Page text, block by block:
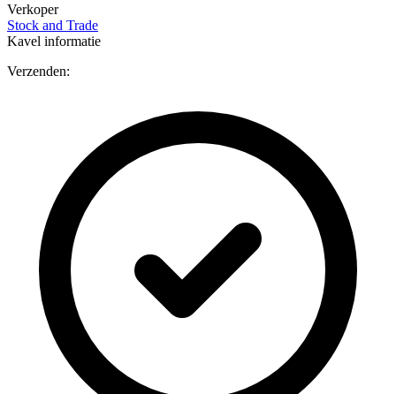
Verkoper
Stock and Trade
Kavel informatie
Verzenden: